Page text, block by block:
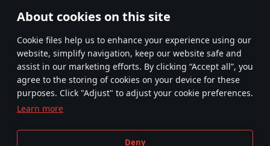
About cookies on this site
Сookie files help us to enhance your experience using our
website, simplify navigation, keep our website safe and
assist in our marketing efforts. By clicking “Accept all”, you
agree to the storing of cookies on your device for these
purposes. Click "Adjust" to adjust your cookie preferences.
Learn more
Deny
Sdílejte novinky se svými přáteli!
Smluvní podmínky
Nastavení souborů cookie